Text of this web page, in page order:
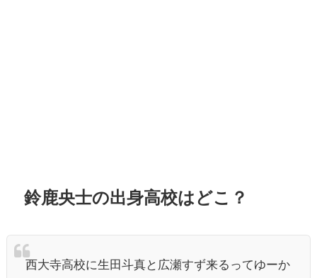
鈴鹿央士の出身高校はどこ？
西大寺高校に生田斗真と広瀬すず来るってゆーか